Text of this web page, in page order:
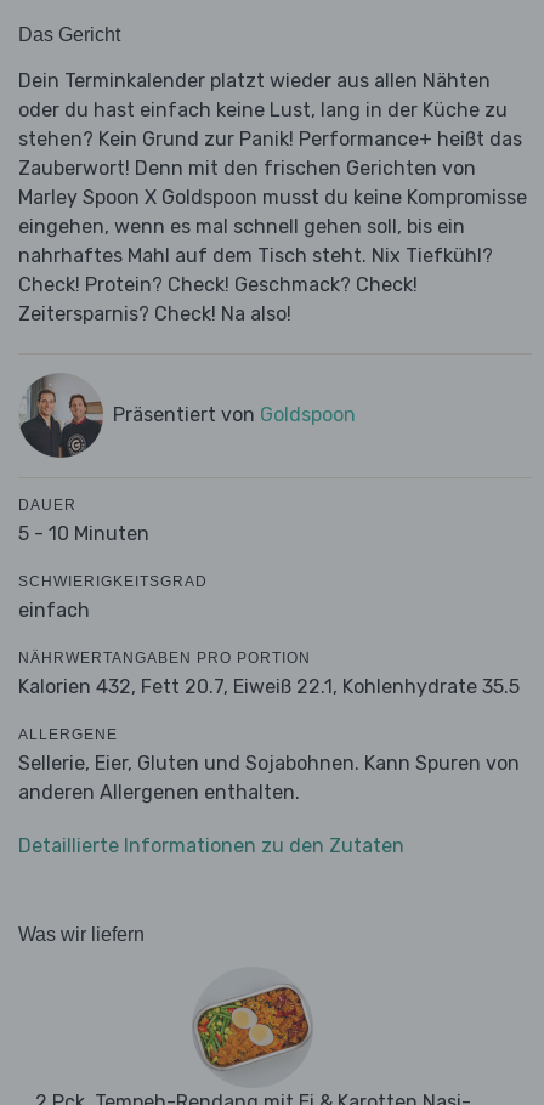
Das Gericht
Dein Terminkalender platzt wieder aus allen Nähten
oder du hast einfach keine Lust, lang in der Küche zu
stehen? Kein Grund zur Panik! Performance+ heißt das
Zauberwort! Denn mit den frischen Gerichten von
Marley Spoon X Goldspoon musst du keine Kompromisse
eingehen, wenn es mal schnell gehen soll, bis ein
nahrhaftes Mahl auf dem Tisch steht. Nix Tiefkühl?
Check! Protein? Check! Geschmack? Check!
Zeitersparnis? Check! Na also!
Präsentiert von Goldspoon
DAUER
5 - 10 Minuten
SCHWIERIGKEITSGRAD
einfach
NÄHRWERTANGABEN PRO PORTION
Kalorien 432, Fett 20.7, Eiweiß 22.1, Kohlenhydrate 35.5
ALLERGENE
Sellerie, Eier, Gluten und Sojabohnen. Kann Spuren von
anderen Allergenen enthalten.
Detaillierte Informationen zu den Zutaten
Was wir liefern